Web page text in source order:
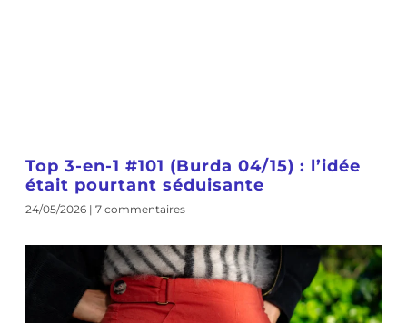
Top 3-en-1 #101 (Burda 04/15) : l’idée
était pourtant séduisante
24/05/2026 7 commentaires